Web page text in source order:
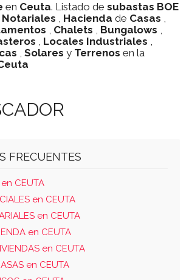
en Ceuta. Listado de subastas BOE
Notariales , Hacienda de Casas ,
, Chalets , Bungalows ,
, Locales Industriales ,
, Solares y Terrenos en la
FRECUENTES
CEUTA
en CEUTA
en CEUTA
en CEUTA
en CEUTA
en CEUTA